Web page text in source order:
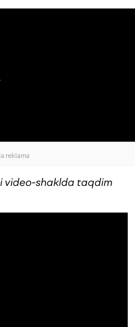
reklama
video-shaklda taqdim